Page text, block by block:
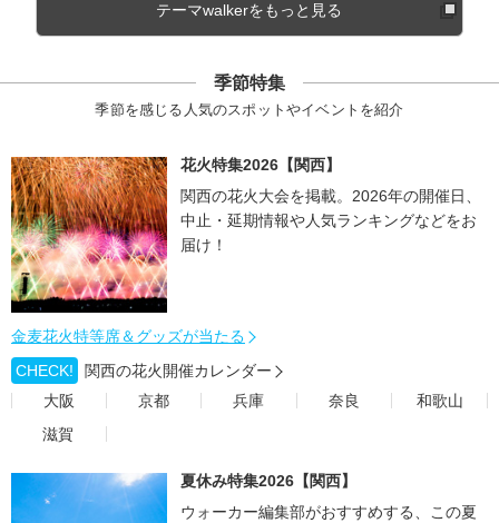
テーマwalkerをもっと見る
季節特集
季節を感じる人気のスポットやイベントを紹介
花火特集2026【関西】
関西の花火大会を掲載。2026年の開催日、
中止・延期情報や人気ランキングなどをお
届け！
金麦花火特等席＆グッズが当たる
CHECK!
関西の花火開催カレンダー
大阪
京都 兵庫 奈良
和歌山
滋賀
夏休み特集2026【関西】
ウォーカー編集部がおすすめする、この夏